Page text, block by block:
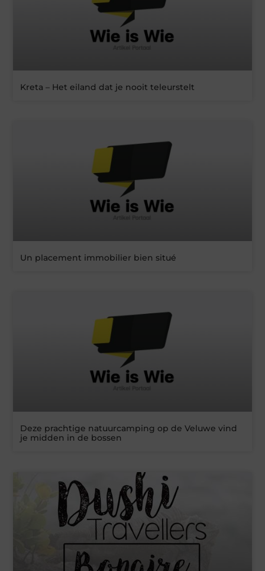
Kreta – Het eiland dat je nooit teleurstelt
Un placement immobilier bien situé
Deze prachtige natuurcamping op de Veluwe vind
je midden in de bossen